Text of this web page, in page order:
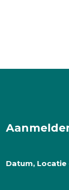
Datum, Locatie